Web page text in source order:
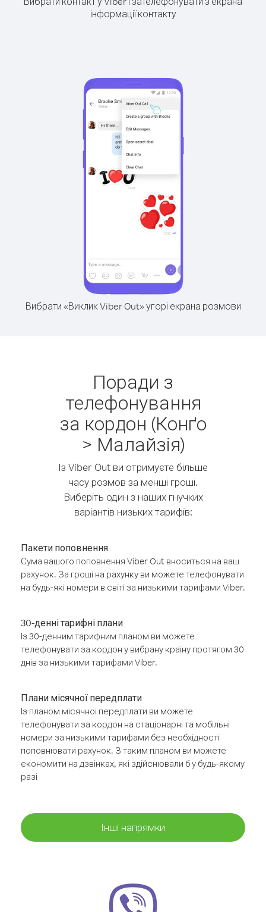
інформації контакту
Вибрати «Виклик Viber Out» угорі екрана розмови
Поради з
телефонування
за кордон (Конґо
> Малайзія)
Із Viber Out ви отримуєте більше
часу розмов за менші гроші.
Виберіть один з наших гнучких
варіантів низьких тарифів:
Пакети поповнення
Сума вашого поповнення Viber Out вноситься на ваш
рахунок. За гроші на рахунку ви можете телефонувати
на будь-які номери в світі за низькими тарифами Viber.
30-денні тарифні плани
Із 30-денним тарифним планом ви можете
телефонувати за кордон у вибрану країну протягом 30
днів за низькими тарифами Viber.
Плани місячної передплати
Із планом місячної передплати ви можете
телефонувати за кордон на стаціонарні та мобільні
номери за низькими тарифами без необхідності
поповнювати рахунок. З таким планом ви можете
економити на дзвінках, які здійснювали б у будь-якому
разі
Інші напрямки